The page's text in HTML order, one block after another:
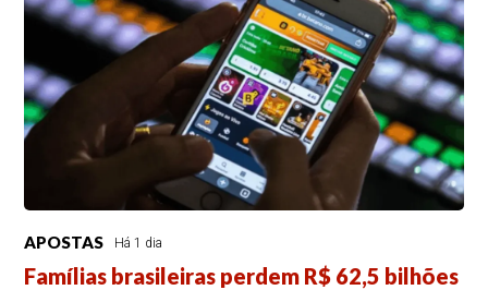
APOSTAS Há 1 dia
Famílias brasileiras perdem R$ 62,5 bilhões